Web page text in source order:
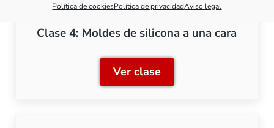
Política de cookiesPolítica de privacidadAviso legal
Clase 4: Moldes de silicona a una cara
Ver claseClase 4: Moldes de